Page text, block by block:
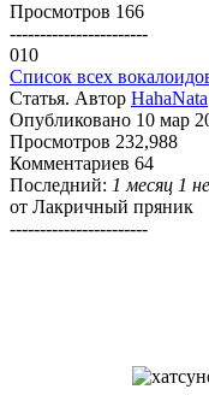
Просмотров 166
-----------------------
010
Список всех
Статья. Автор HahaNata
Опубликовано 10 мар
Просмотров 232,988
Комментариев 64
Последний: 1 месяц 1
от Лакричный пряник
-----------------------